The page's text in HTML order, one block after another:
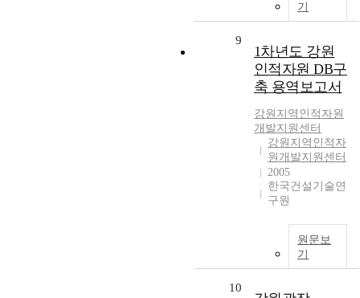
기
9
1차년도 강원
인적자원 DB구
축 용역보고서
강원지역인적자원
개발지원센터
강원지역인적자
원개발지원센터
2005
한국건설기술연
구원
원문보
기
10